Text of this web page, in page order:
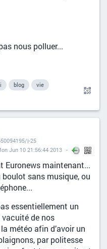
nous polluer...
blog
vie
j-25
Jun 10 21:56:44 2013
Euronews maintenant...
sans musique, ou
essentiellement un
de nos
météo afin d’avoir un
par politesse